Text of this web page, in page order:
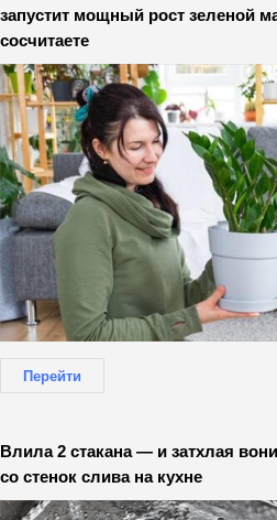
запустит мощный рост зеленой
сосчитаете
Перейти
Влила 2 стакана — и затхлая
со стенок слива на кухне